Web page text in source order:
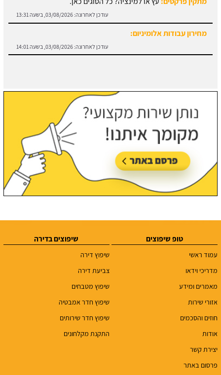
עודכן לאחרונה: 03/08/2026, בשעה 14:01
חוזה קבלן שלד:מידע והורדת הסכם מול קבלן שלד.
עודכן לאחרונה: 03/08/2026, בשעה 13:57
טופ שיפוצים
עמוד ראשי
מדריכי וידאו
מאמרים ומידע
אזורי שירות
חוזים והסכמים
אודות
יצירת קשר
פרסום באתר
שיפוצים בדירה
שיפוץ דירה
צביעת דירה
שיפוץ מטבחים
שיפוץ חדר אמבטיה
שיפוץ חדר שירותים
התקנת מקלחונים